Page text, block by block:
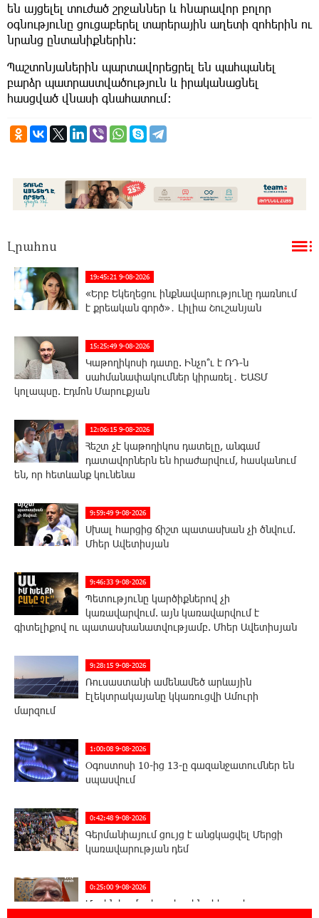
են այցելել տուժած շրջաններ և հնարավոր բոլոր
օգնությունը ցուցաբերել տարերային աղետի զոհերին ու
նրանց ընտանիքներին։
Պաշտոնյաներին պարտավորեցրել են պահպանել
բարձր պատրաստվածություն և իրականացնել
հասցված վնասի գնահատում։
Լրահոս
19:45:21 9-08-2026
«Երբ Եկեղեցու ինքնավարությունը դառնում
է քրեական գործ»․ Լիլիա Շուշանյան
15:25:49 9-08-2026
Կաթողիկոսի դատը. Ինչո՞ւ է ՌԴ-ն
սահմանափակումներ կիրառել․ ԵԱՏՄ
կոլապսը. Էդմոն Մարուքյան
12:06:15 9-08-2026
Հեշտ չէ կաթողիկոս դատելը, անգամ
դատավորներն են հրաժարվում, հասկանում
են, որ հետևանք կունենա
9:59:49 9-08-2026
Սխալ հարցից ճիշտ պատասխան չի ծնվում.
Մհեր Ավետիսյան
9:46:33 9-08-2026
Պետությունը կարծիքներով չի
կառավարվում. այն կառավարվում է
գիտելիքով ու պատասխանատվությամբ. Մհեր Ավետիսյան
9:28:15 9-08-2026
Ռուսաստանի ամենամեծ արևային
էլեկտրակայանը կկառուցվի Ամուրի
մարզում
1:00:08 9-08-2026
Օգոստոսի 10-ից 13-ը գազանջատումներ են
սպասվում
0:42:48 9-08-2026
Գերմանիայում ցույց է անցկացվել Մերցի
կառավարության դեմ
0:25:00 9-08-2026
Մոդին համաշխարհային ռեկորդ է